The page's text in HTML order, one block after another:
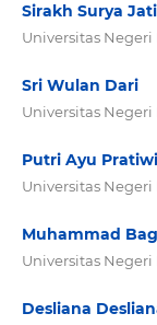
Sirakh Surya
Universitas Negeri
Sri Wulan Dari
Universitas Negeri
Putri Ayu Pratiwi
Universitas Negeri
Muhammad
Universitas Negeri
Desliana